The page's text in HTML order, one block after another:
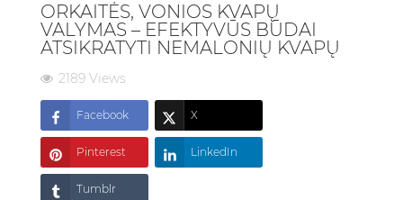
ORKAITĖS, VONIOS KVAPŲ
VALYMAS – EFEKTYVŪS BŪDAI
ATSIKRATYTI NEMALONIŲ KVAPŲ
2189 Views
Facebook X
Pinterest LinkedIn
Tumblr